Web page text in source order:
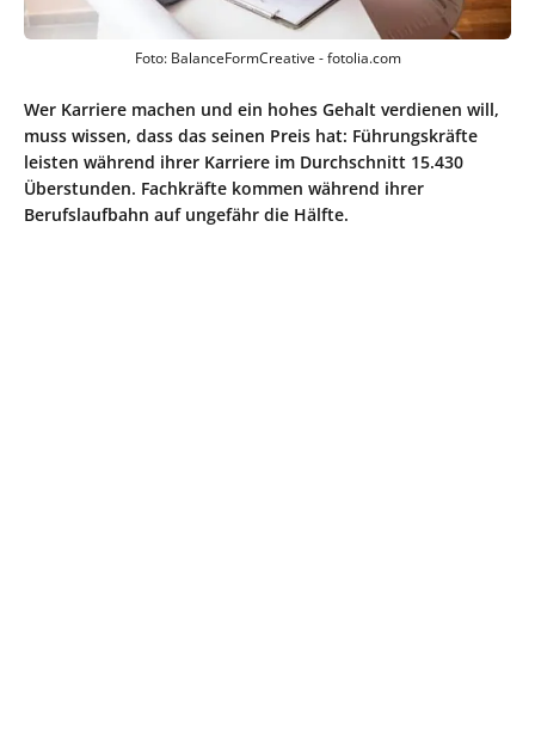
Foto: BalanceFormCreative - fotolia.com
Wer Karriere machen und ein hohes Gehalt verdienen will,
muss wissen, dass das seinen Preis hat: Führungskräfte
leisten während ihrer Karriere im Durchschnitt 15.430
Überstunden. Fachkräfte kommen während ihrer
Berufslaufbahn auf ungefähr die Hälfte.